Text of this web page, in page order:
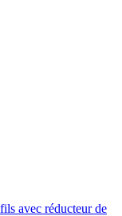
avec réducteur de